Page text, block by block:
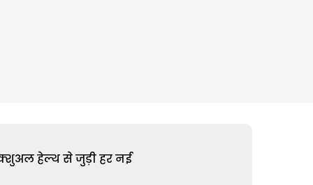
हेल्थ से जुड़ी हर नई